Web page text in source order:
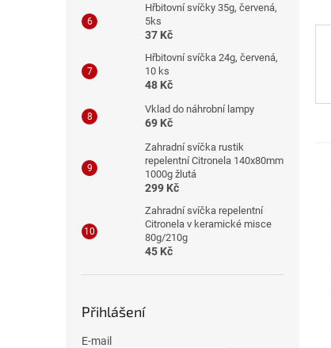
Hřbitovní svíčky 35g, červená,
5ks
37 Kč
Hřbitovní svíčka 24g, červená,
10 ks
48 Kč
Vklad do náhrobní lampy
69 Kč
Zahradní svíčka rustik
repelentní Citronela 140x80mm
1000g žlutá
299 Kč
Zahradní svíčka repelentní
Citronela v keramické misce
80g/210g
45 Kč
Přihlášení
E-mail